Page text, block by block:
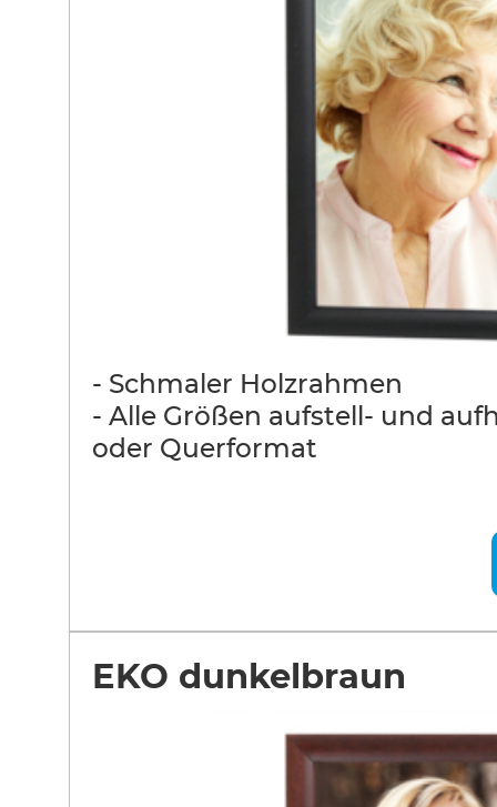
- Schmaler Holzrahmen
- Alle Größen aufstell- und
oder Querformat
EKO dunkelbraun